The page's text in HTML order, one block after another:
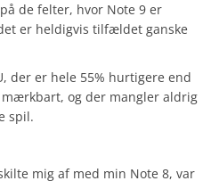
de felter, hvor Note 9 er
er heldigvis tilfældet ganske
der er hele 55% hurtigere end
og der mangler aldrig
spil.
mig af med min Note 8, var